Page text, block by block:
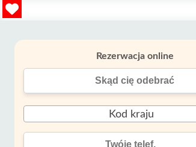
Rezerwacja online
Kod kraju